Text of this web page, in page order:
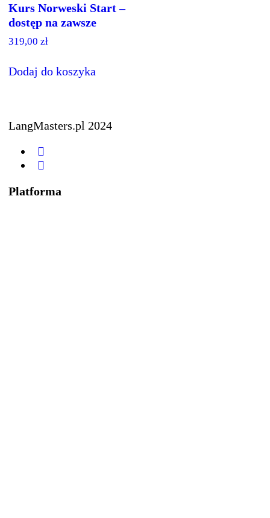
Kurs Norweski Start –
dostęp na zawsze
319,00zł
Dodaj do koszyka
LangMasters.pl 2024
Platforma